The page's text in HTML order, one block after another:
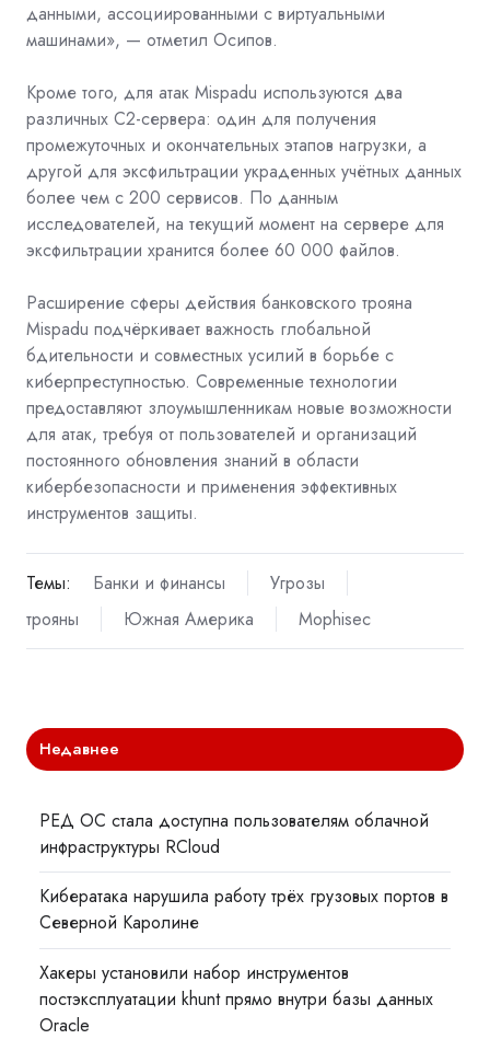
данными, ассоциированными с виртуальными
машинами», — отметил Осипов.
Кроме того, для атак Mispadu используются два
различных C2-сервера: один для получения
промежуточных и окончательных этапов нагрузки, а
другой для эксфильтрации украденных учётных данных
более чем с 200 сервисов. По данным
исследователей, на текущий момент на сервере для
эксфильтрации хранится более 60 000 файлов.
Расширение сферы действия банковского трояна
Mispadu подчёркивает важность глобальной
бдительности и совместных усилий в борьбе с
киберпреступностью. Современные технологии
предоставляют злоумышленникам новые возможности
для атак, требуя от пользователей и организаций
постоянного обновления знаний в области
кибербезопасности и применения эффективных
инструментов защиты.
Темы: Банки и финансы
Угрозы
трояны
Южная Америка Mophisec
Недавнее
РЕД ОС стала доступна пользователям облачной
инфраструктуры RCloud
Кибератака нарушила работу трёх грузовых портов в
Северной Каролине
Хакеры установили набор инструментов
постэксплуатации khunt прямо внутри базы данных
Oracle